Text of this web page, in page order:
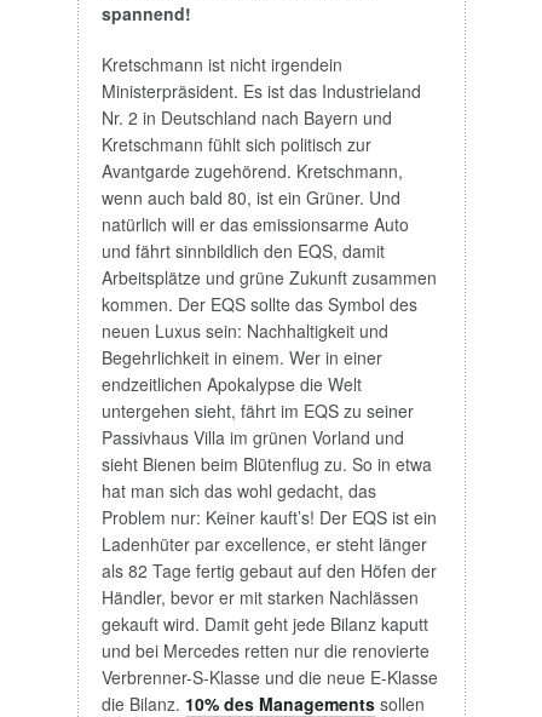
spannend!
Kretschmann ist nicht irgendein
Ministerpräsident. Es ist das Industrieland
Nr. 2 in Deutschland nach Bayern und
Kretschmann fühlt sich politisch zur
Avantgarde zugehörend. Kretschmann,
wenn auch bald 80, ist ein Grüner. Und
natürlich will er das emissionsarme Auto
und fährt sinnbildlich den EQS, damit
Arbeitsplätze und grüne Zukunft zusammen
kommen. Der EQS sollte das Symbol des
neuen Luxus sein: Nachhaltigkeit und
Begehrlichkeit in einem. Wer in einer
endzeitlichen Apokalypse die Welt
untergehen sieht, fährt im EQS zu seiner
Passivhaus Villa im grünen Vorland und
sieht Bienen beim Blütenflug zu. So in etwa
hat man sich das wohl gedacht, das
Problem nur: Keiner kauft’s! Der EQS ist ein
Ladenhüter par excellence, er steht länger
als 82 Tage fertig gebaut auf den Höfen der
Händler, bevor er mit starken Nachlässen
gekauft wird. Damit geht jede Bilanz kaputt
und bei Mercedes retten nur die renovierte
Verbrenner-S-Klasse und die neue E-Klasse
die Bilanz. 10% des Managementssollen